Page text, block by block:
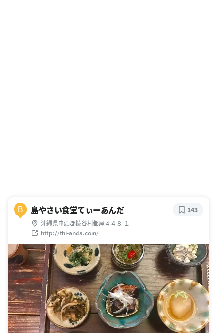
B 島やさい食堂てぃーあんだ
沖縄県中頭郡読谷村都屋４４８-１
http://thi-anda.com/
143